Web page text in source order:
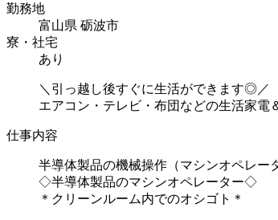
勤務地
富山県 砺波市
寮・社宅
あり
＼引っ越し後すぐに生活ができます◎／
エアコン・テレビ・布団などの生活家電
仕事内容
半導体製品の機械操作（マシンオペレー
◇半導体製品のマシンオペレーター◇
＊クリーンルーム内でのオシゴト＊